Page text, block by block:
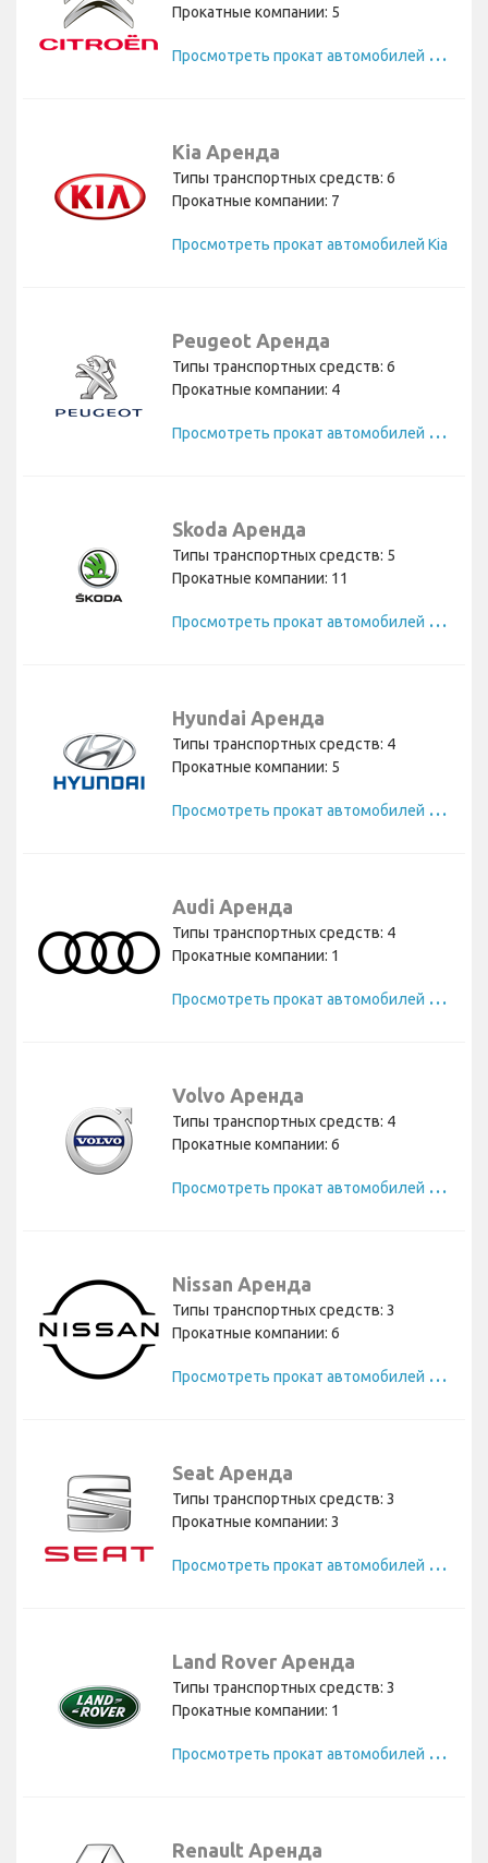
Прокатные компании: 5
П
росмотреть прокат автомобилей Citroen
Kia Аренда
Типы транспортных средств: 6
Прокатные компании: 7
Просмотреть прокат автомобилей Kia
Peugeot Аренда
Типы транспортных средств: 6
Прокатные компании: 4
П
росмотреть прокат автомобилей Peugeot
Skoda Аренда
Типы транспортных средств: 5
Прокатные компании: 11
П
росмотреть прокат автомобилей Skoda
Hyundai Аренда
Типы транспортных средств: 4
Прокатные компании: 5
П
росмотреть прокат автомобилей Hyundai
Audi Аренда
Типы транспортных средств: 4
Прокатные компании: 1
П
росмотреть прокат автомобилей Audi
Volvo Аренда
Типы транспортных средств: 4
Прокатные компании: 6
П
росмотреть прокат автомобилей Volvo
Nissan Аренда
Типы транспортных средств: 3
Прокатные компании: 6
П
росмотреть прокат автомобилей Nissan
Seat Аренда
Типы транспортных средств: 3
Прокатные компании: 3
П
росмотреть прокат автомобилей Seat
Land Rover Аренда
Типы транспортных средств: 3
Прокатные компании: 1
П
росмотреть прокат автомобилей Land Rover
Renault Аренда